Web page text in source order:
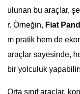
ulunan bu araçlar,
r. Örneğin, Fiat
m pratik hem de
araçlar sayesinde,
bir yolculuk
Orta sınıf araçlar,